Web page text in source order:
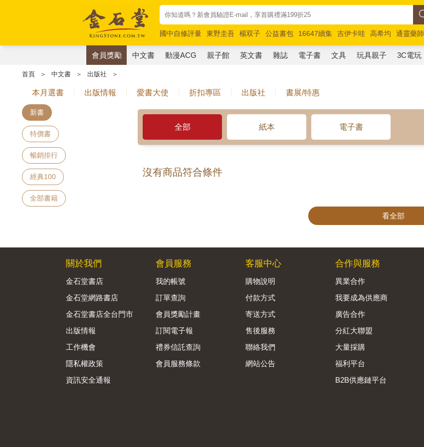
國中自修評量 東野圭吾 楊双子 公益書包 16647續集 吉伊卡哇 高希均
通靈藥師
唯紅花綻放
奧德賽 路邊攤新作 馬斯克 玩具總動員5 超慢跑
會員獎勵 中文書 動漫ACG 親子館 英文書 雜誌 電子書 文具 玩具親子 3C電玩
首頁 ＞ 中文書 ＞ 出版社 ＞
本月選書 出版情報 愛書大使 折扣專區 出版社 書展/特惠
新書
特價書
暢銷排行
經典100
全部書籍
全部 紙本 電子書
沒有商品符合條件
看全部
關於我們
金石堂書店
金石堂網路書店
金石堂書店全台門市
出版情報
工作機會
隱私權政策
資訊安全通報
會員服務
我的帳號
訂單查詢
會員獎勵計畫
訂閱電子報
禮券信託查詢
會員服務條款
客服中心
購物說明
付款方式
寄送方式
售後服務
聯絡我們
網站公告
合作與服務
異業合作
我要成為供應商
廣告合作
分紅大聯盟
大量採購
福利平台
B2B供應鏈平台